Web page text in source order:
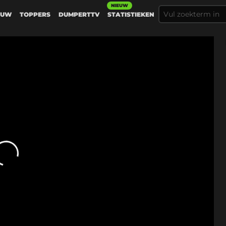
TOPPERS DUMPERTTV STATISTIEKEN
NIEUW